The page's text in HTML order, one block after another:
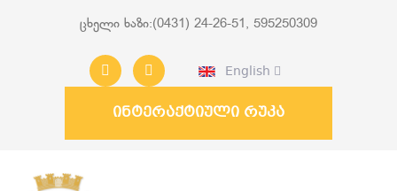
ცხელი ხაზი:(0431) 24-26-51, 595250309
English
ინტერაქტიული რუკა